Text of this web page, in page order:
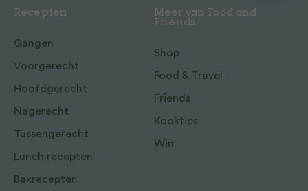
Recepten
Gangen
Voorgerecht
Hoofdgerecht
Nagerecht
Tussengerecht
Lunch recepten
Bakrecepten
Meer van Food and
Friends
Shop
Food & Travel
Friends
Kooktips
Win